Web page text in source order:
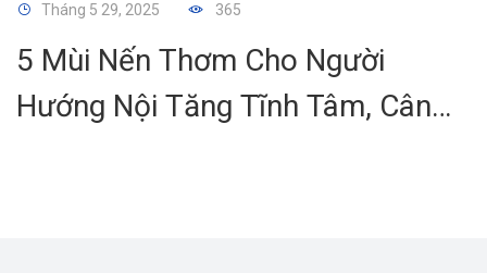
Tháng 5 29, 2025 365
5 Mùi Nến Thơm Cho Người
Hướng Nội Tăng Tĩnh Tâm, Cân